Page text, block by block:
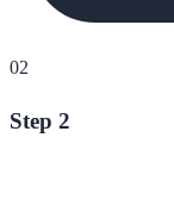
02
Step 2